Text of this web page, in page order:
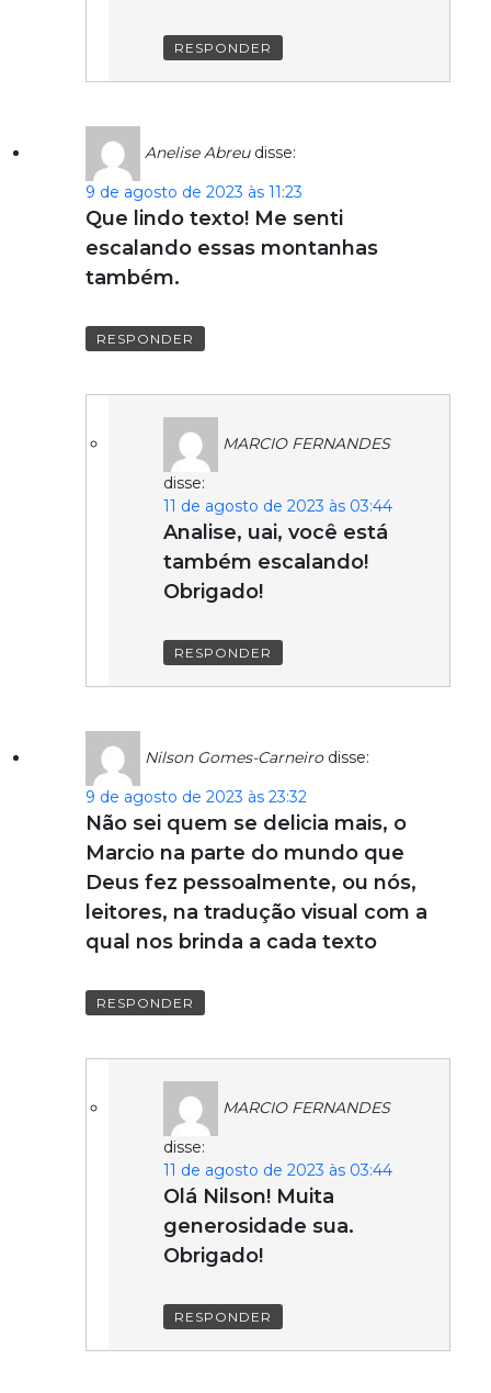
RESPONDER
Anelise Abreu disse:
9 de agosto de 2023 às 11:23
Que lindo texto! Me senti
escalando essas montanhas
também.
RESPONDER
MARCIO FERNANDES
disse:
11 de agosto de 2023 às 03:44
Analise, uai, você está
também escalando!
Obrigado!
RESPONDER
Nilson Gomes-Carneiro disse:
9 de agosto de 2023 às 23:32
Não sei quem se delicia mais, o
Marcio na parte do mundo que
Deus fez pessoalmente, ou nós,
leitores, na tradução visual com a
qual nos brinda a cada texto
RESPONDER
MARCIO FERNANDES
disse:
11 de agosto de 2023 às 03:44
Olá Nilson! Muita
generosidade sua.
Obrigado!
RESPONDER